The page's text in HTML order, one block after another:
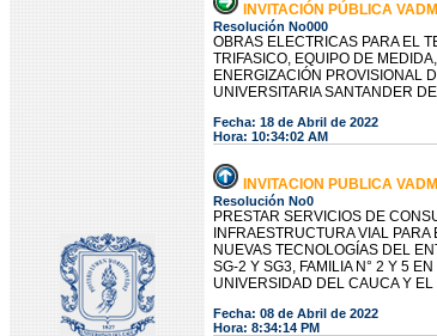
INVITACIÓN PÚBLICA
Resolución No000
OBRAS ELECTRICAS PARA EL
TRIFASICO, EQUIPO DE
ENERGIZACIÓN PROVISIONAL
UNIVERSITARIA SANTANDER
Fecha: 18 de Abril de 2022
Hora: 10:34:02 AM
INVITACION PUBLICA
Resolución No0
PRESTAR SERVICIOS DE
INFRAESTRUCTURA VIAL
NUEVAS TECNOLOGÍAS DEL
SG-2 Y SG3, FAMILIA N° 2 Y 5
UNIVERSIDAD DEL CAUCA Y
Fecha: 08 de Abril de 2022
Hora: 8:34:14 PM